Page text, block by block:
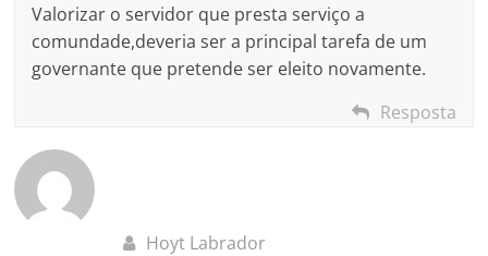
Valorizar o servidor que presta serviço a
comundade,deveria ser a principal tarefa de um
governante que pretende ser eleito novamente.
Resposta
Hoyt Labrador